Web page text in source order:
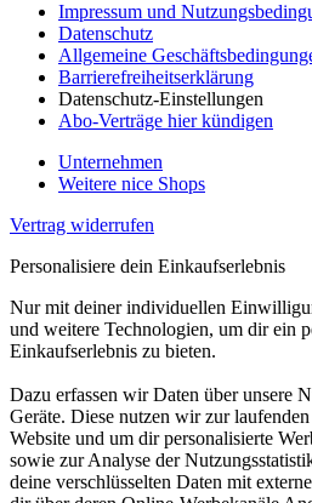
Impressum und
Datenschutz
Allgemeine
Barrierefreiheitserklärung
Datenschutz-Einstellungen
Abo-Verträge hier kündigen
Unternehmen
Weitere nice Shops
Vertrag widerrufen
Personalisiere dein Einkaufserlebnis
Nur mit deiner individuellen
und weitere Technologien, um dir ein
Einkaufserlebnis zu bieten.
Dazu erfassen wir Daten über unsere
Geräte. Diese nutzen wir zur
Website und um dir personalisierte
sowie zur Analyse der
deine verschlüsselten Daten mit